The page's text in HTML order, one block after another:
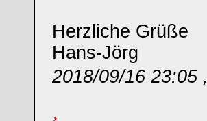
Herzliche Grüße
Hans-Jörg
2018/09/16 23:05 ,